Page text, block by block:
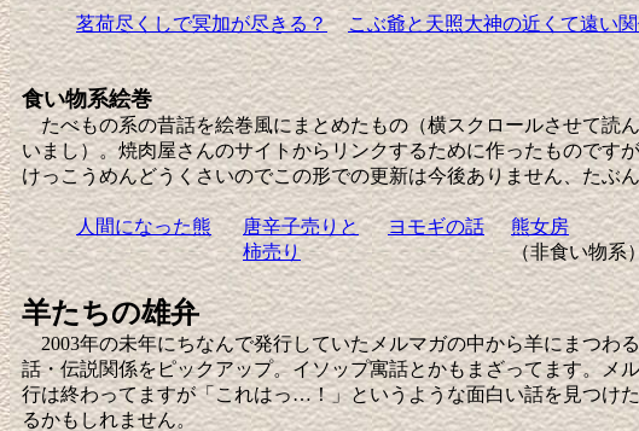
茗荷尽くしで冥加が尽きる？
こぶ爺と天照大神の近くて遠い
食い物系絵巻
たべもの系の昔話を絵巻風にまとめたもの（横スクロールさせて読
いまし）。焼肉屋さんのサイトからリンクするために作ったものです
けっこうめんどうくさいのでこの形での更新は今後ありません、たぶ
人間になった熊
唐辛子売りと
柿売り
ヨモギの話
熊女房
（非食い物系
羊たちの雄弁
2003年の未年にちなんで発行していたメルマガの中から羊にまつわ
話・伝説関係をピックアップ。イソップ寓話とかもまざってます。メ
行は終わってますが「これはっ…！」というような面白い話を見つけ
るかもしれません。